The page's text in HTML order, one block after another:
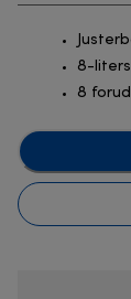
8-
8